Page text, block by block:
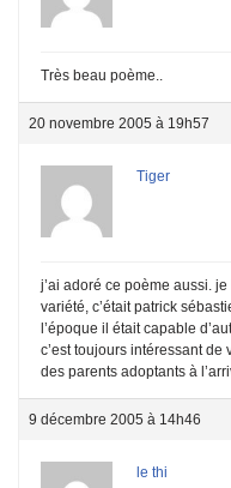
Très beau poème..
20 novembre 2005 à 19h57
Tiger
j’ai adoré ce poème aussi.
variété, c’était patrick
l’époque il était capable
c’est toujours intéressant de
des parents adoptants à
9 décembre 2005 à 14h46
le thi